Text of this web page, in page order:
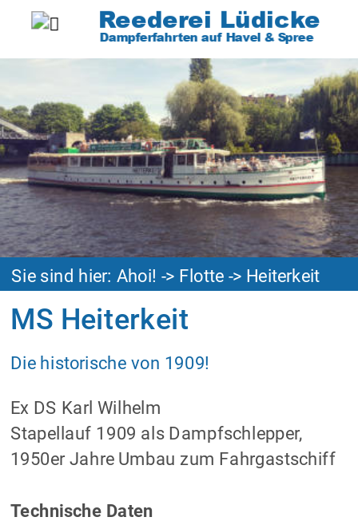
MS Heiterkeit
Die historische von 1909!
Ex DS Karl Wilhelm
Stapellauf 1909 als Dampfschlepper,
1950er Jahre Umbau zum Fahrgastschiff
Technische Daten
Sie sind hier: Ahoi! -> Flotte -> Heiterkeit
Dampferfahrten auf Havel & Spree
Reederei Lüdicke